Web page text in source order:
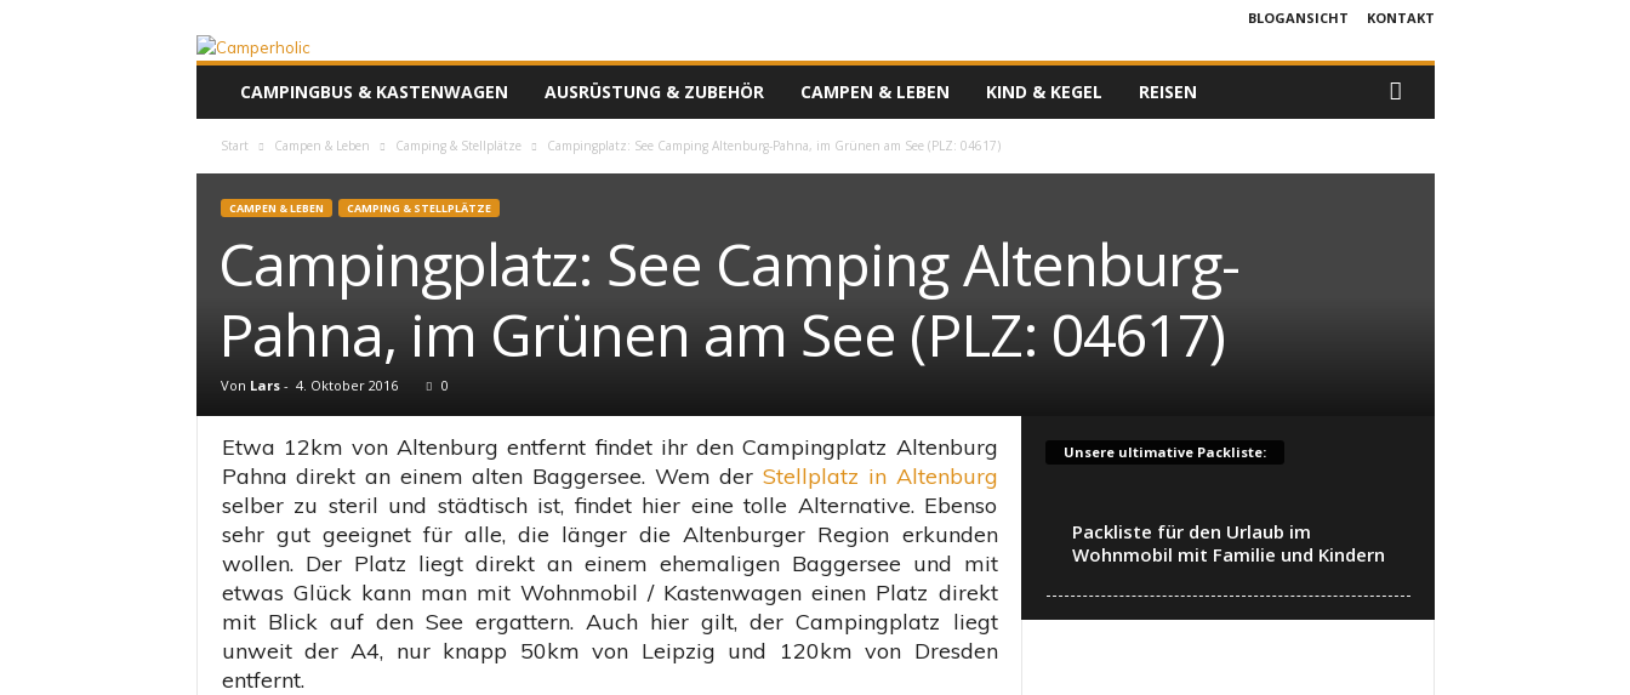
BLOGANSICHT KONTAKT
F
m
l
CAMPINGBUS & KASTENWAGEN AUSRÜSTUNG & ZUBEHÖR CAMPEN & LEBEN KIND & KEGEL REISEN
Start Campen & Leben Camping & Stellplätze Campingplatz: See Camping Altenburg-Pahna, im Grünen am See (PLZ: 04617)
CAMPEN & LEBEN CAMPING & STELLPLÄTZE
Campingplatz: See Camping Altenburg-
Pahna, im Grünen am See (PLZ: 04617)
Von Lars- 4. Oktober 2016 0
Etwa 12km von Altenburg entfernt findet ihr den Campingplatz Altenburg
Pahna direkt an einem alten Baggersee. Wem derStellplatz in Altenburg
selber zu steril und städtisch ist, findet hier eine tolle Alternative. Ebenso
sehr gut geeignet für alle, die länger die Altenburger Region erkunden
wollen. Der Platz liegt direkt an einem ehemaligen Baggersee und mit
etwas Glück kann man mit Wohnmobil / Kastenwagen einen Platz direkt
mit Blick auf den See ergattern. Auch hier gilt, der Campingplatz liegt
unweit der A4, nur knapp 50km von Leipzig und 120km von Dresden
entfernt.
Unsere ultimative Packliste:
Packliste für den Urlaub im
Wohnmobil mit Familie und Kindern